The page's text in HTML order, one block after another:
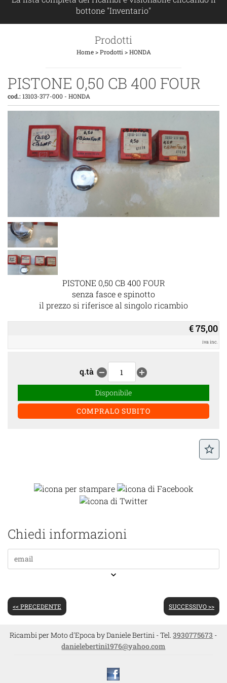
bottone "Inventario"
Prodotti
Home>Prodotti >HONDA
PISTONE 0,50 CB 400 FOUR
cod.:13103-377-000 - HONDA
PISTONE 0,50 CB 400 FOUR
senza fasce e spinotto
il prezzo si riferisce al singolo ricambio
€ 75,00
iva inc.
q.tà remove_circle add_circle
Disponibile
star_border
Chiedi informazioni
keyboard_arrow_down
<< PRECEDENTE SUCCESSIVO >>
Ricambi per Moto d'Epoca by Daniele Bertini - Tel.3930775673 -
danielebertini1976@yahoo.com